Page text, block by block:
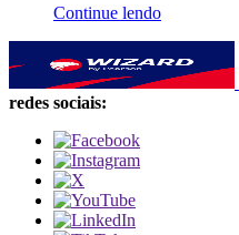
Continue lendo
redes sociais: